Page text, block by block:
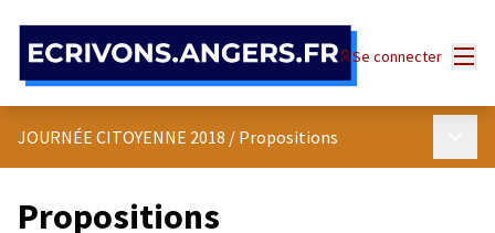
Se connecter
JOURNÉE CITOYENNE 2018 / Propositions
Propositions